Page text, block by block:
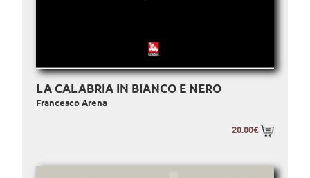
LA CALABRIA IN BIANCO E NERO
Francesco Arena
20.00€